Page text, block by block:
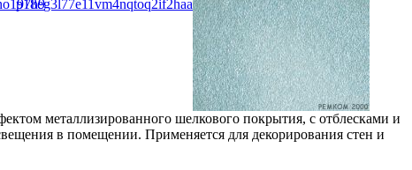
металлизированного шелкового покрытия, с отблесками и
в помещении. Применяется для декорирования стен и